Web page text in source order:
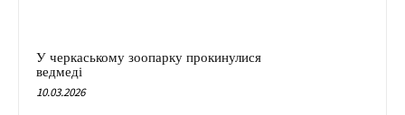
У черкаському зоопарку прокинулися
ведмеді
10.03.2026